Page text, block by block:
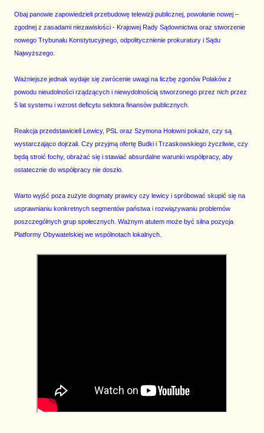
Obaj panowie zapowiedzieli przebudowę telewizji publicznej, powołanie nowej –
zgodnej z zasadami niezawisłości - Krajowej Rady Sądownictwa oraz stworzenie
nowego Trybunału Konstytucyjnego, odpolitycznienie prokuratury i Sądu
Najwyższego.
Ważniejsze jednak wydaje się zwrócenie uwagi na liczbę zgonów Polaków z
powodu nieudolności rządzących i niewydolnością stworzonego przez nich przez
5 lat systemu i wzrost deficytu sektora finansów publicznych.
Reakcja przedstawicieli Lewicy, PSL oraz Szymona Hołowni pokaże, czy są
wystarczająco dojrzali. Czy przyjmą ofertę Budki i Trzaskowskiego życzliwie, czy
będą stroić fochy, obrażać się i stawiać absurdalne warunki współpracy, aby
ostatecznie do współpracy nie doszło.
Warto wyjść poza zużyte dogmaty prawicy czy lewicy i spróbować skupić się na
usprawnianiu konkretnych segmentów państwa i rozwiązywaniu problemów
poszczególnych grup społecznych. Ważnym atutem może być silna pozycja
Platformy Obywatelskiej we wspólnotach lokalnych.